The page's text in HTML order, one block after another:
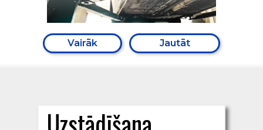
Jautāt
Vairāk